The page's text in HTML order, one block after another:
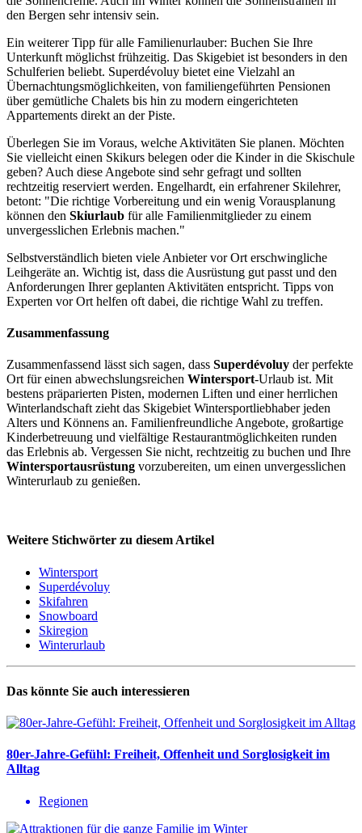
den Bergen sehr intensiv sein.
Ein weiterer Tipp für alle Familienurlauber: Buchen Sie Ihre
Unterkunft möglichst frühzeitig. Das Skigebiet ist besonders in den
Schulferien beliebt. Superdévoluy bietet eine Vielzahl an
Übernachtungsmöglichkeiten, von familiengeführten Pensionen
über gemütliche Chalets bis hin zu modern eingerichteten
Appartements direkt an der Piste.
Überlegen Sie im Voraus, welche Aktivitäten Sie planen. Möchten
Sie vielleicht einen Skikurs belegen oder die Kinder in die Skischule
geben? Auch diese Angebote sind sehr gefragt und sollten
rechtzeitig reserviert werden. Engelhardt, ein erfahrener Skilehrer,
betont: "Die richtige Vorbereitung und ein wenig Vorausplanung
können den Skiurlaub für alle Familienmitglieder zu einem
unvergesslichen Erlebnis machen."
Selbstverständlich bieten viele Anbieter vor Ort erschwingliche
Leihgeräte an. Wichtig ist, dass die Ausrüstung gut passt und den
Anforderungen Ihrer geplanten Aktivitäten entspricht. Tipps von
Experten vor Ort helfen oft dabei, die richtige Wahl zu treffen.
Zusammenfassung
Zusammenfassend lässt sich sagen, dass Superdévoluy der perfekte
Ort für einen abwechslungsreichen Wintersport-Urlaub ist. Mit
bestens präparierten Pisten, modernen Liften und einer herrlichen
Winterlandschaft zieht das Skigebiet Wintersportliebhaber jeden
Alters und Könnens an. Familienfreundliche Angebote, großartige
Kinderbetreuung und vielfältige Restaurantmöglichkeiten runden
das Erlebnis ab. Vergessen Sie nicht, rechtzeitig zu buchen und Ihre
Wintersportausrüstung vorzubereiten, um einen unvergesslichen
Winterurlaub zu genießen.
Weitere Stichwörter zu diesem Artikel
Wintersport
Superdévoluy
Skifahren
Snowboard
Skiregion
Winterurlaub
Das könnte Sie auch interessieren
80er-Jahre-Gefühl: Freiheit, Offenheit und Sorglosigkeit im
Alltag
Regionen